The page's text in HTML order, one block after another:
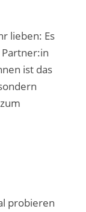
lieben: Es
Partner:in
ist das
probieren